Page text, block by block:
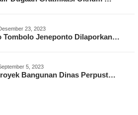
23, 2023
Tombolo Jeneponto Dilaporkan…
5, 2023
Bangunan Dinas Perpust…